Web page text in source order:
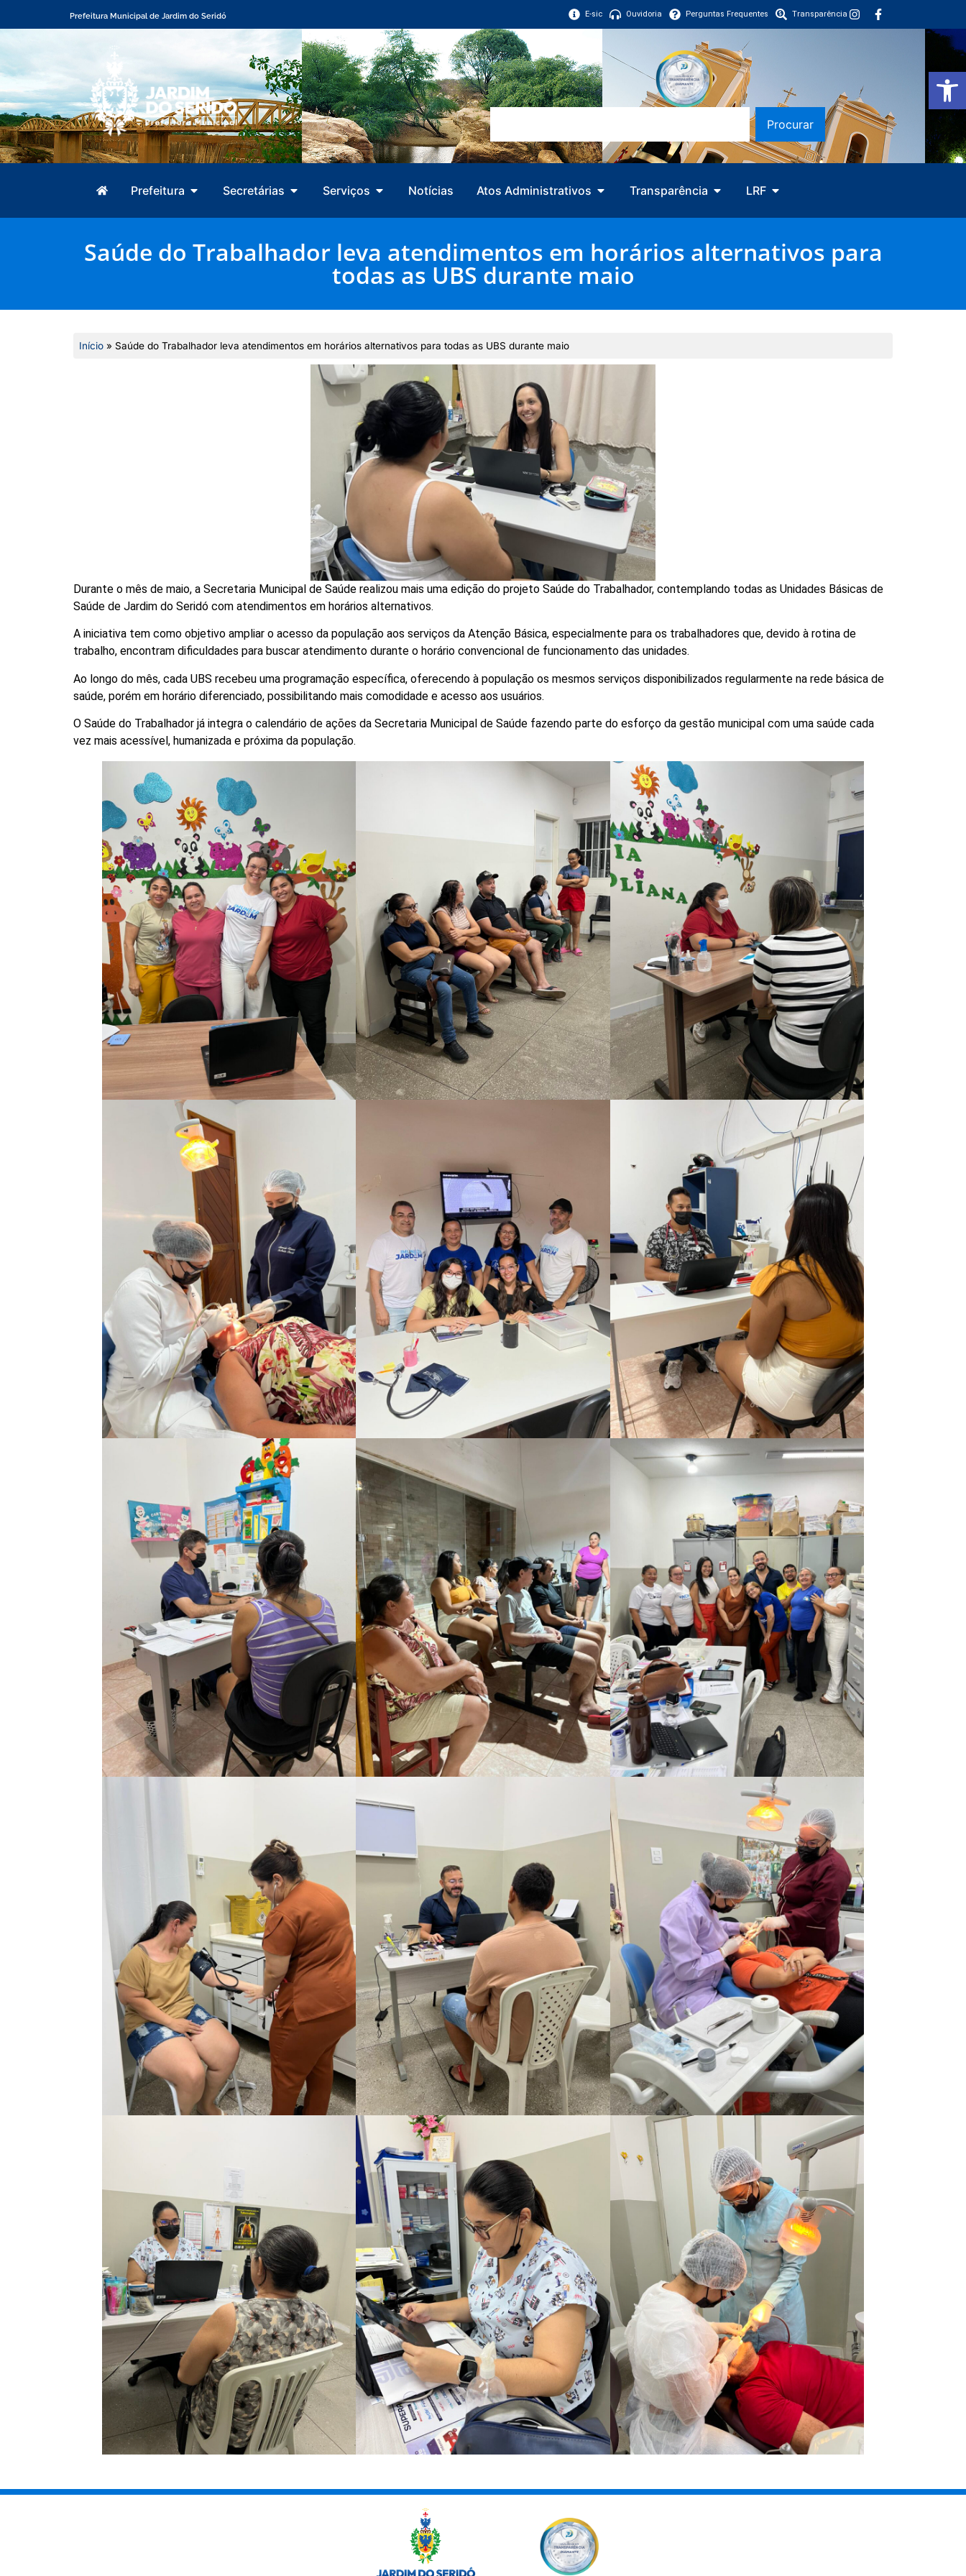
Barra de
Prefeitura Municipal de Jardim do Seridó E-sic Ouvidoria Perguntas Frequentes Transparência
Procurar
Prefeitura Secretárias Serviços Notícias Atos Administrativos Transparência LRF
Saúde do Trabalhador leva atendimentos em horários alternativos para
todas as UBS durante maio
Início » Saúde do Trabalhador leva atendimentos em horários alternativos para todas as UBS durante maio
Durante o mês de maio, a Secretaria Municipal de Saúde realizou mais uma edição do projeto Saúde do Trabalhador, contemplando todas as Unidades Básicas de
Saúde de Jardim do Seridó com atendimentos em horários alternativos.
A iniciativa tem como objetivo ampliar o acesso da população aos serviços da Atenção Básica, especialmente para os trabalhadores que, devido à rotina de
trabalho, encontram dificuldades para buscar atendimento durante o horário convencional de funcionamento das unidades.
Ao longo do mês, cada UBS recebeu uma programação específica, oferecendo à população os mesmos serviços disponibilizados regularmente na rede básica de
saúde, porém em horário diferenciado, possibilitando mais comodidade e acesso aos usuários.
O Saúde do Trabalhador já integra o calendário de ações da Secretaria Municipal de Saúde fazendo parte do esforço da gestão municipal com uma saúde cada
vez mais acessível, humanizada e próxima da população.